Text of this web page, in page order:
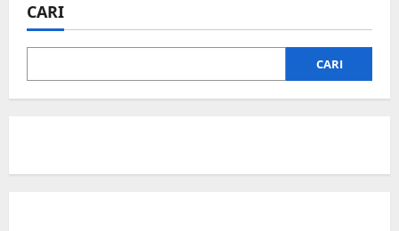
CARI
CARI